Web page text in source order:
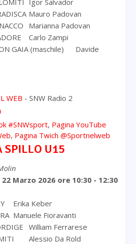
Mauro Padovan
Marianna Padovan
Carlo Zampi
GAIA (maschile)
Davide
WEB - SNW Radio 2
#SNWsport, Pagina YouTube
, Pagina Twich @Sportnelweb
SPILLO U15
Marzo 2026 ore 10:30 - 12:30
Erika Keber
Manuele Fioravanti
William Ferrarese
Alessio Da Rold